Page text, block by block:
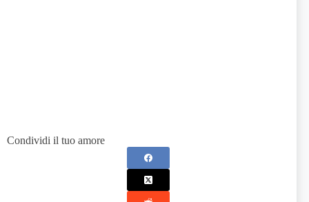
Condividi il tuo amore